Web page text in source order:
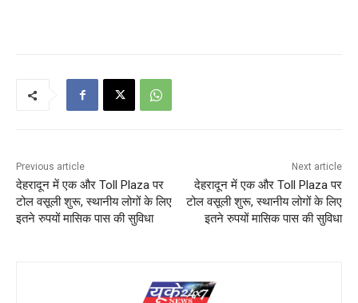
Previous article
देहरादून में एक और Toll Plaza पर
टोल वसूली शुरू, स्थानीय लोगों के लिए
इतने रुपयों मासिक पास की सुविधा
Next article
देहरादून में एक और Toll Plaza पर
टोल वसूली शुरू, स्थानीय लोगों के लिए
इतने रुपयों मासिक पास की सुविधा